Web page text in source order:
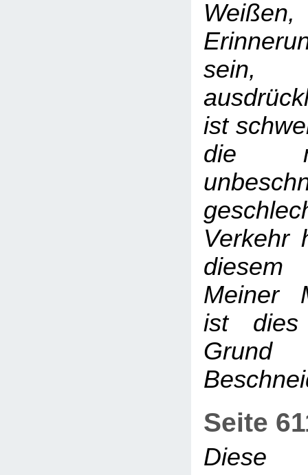
ist
die
Verkehr
Meiner
ist dies
Seite
Diese